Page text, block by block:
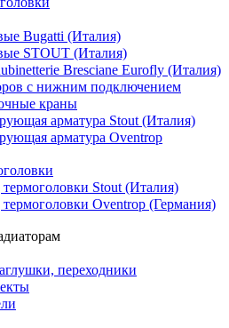
Bugatti (Италия)
STOUT (Италия)
Bresciane Eurofly (Италия)
с нижним подключением
краны
арматура Stout (Италия)
арматура Oventrop
Stout (Италия)
Oventrop (Германия)
переходники